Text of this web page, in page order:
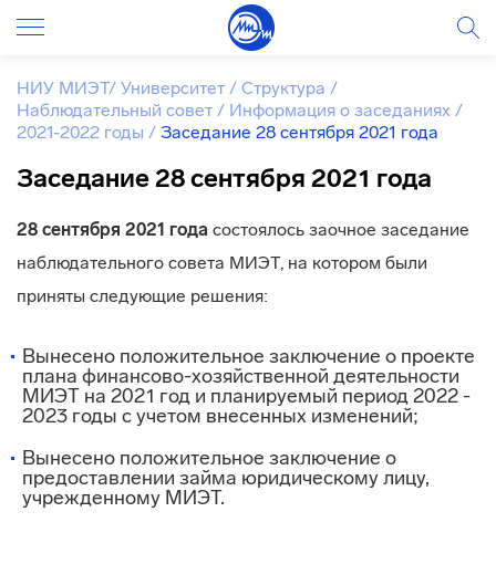
НИУ МИЭТ/ Университет / Структура /
Наблюдательный совет / Информация о заседаниях /
2021-2022 годы / Заседание 28 сентября 2021 года
Заседание 28 сентября 2021 года
28 сентября 2021 года состоялось заочное заседание
наблюдательного совета МИЭТ, на котором были
приняты следующие решения:
Вынесено положительное заключение о проекте
плана финансово-хозяйственной деятельности
МИЭТ на 2021 год и планируемый период 2022 -
2023 годы с учетом внесенных изменений;
Вынесено положительное заключение о
предоставлении займа юридическому лицу,
учрежденному МИЭТ.